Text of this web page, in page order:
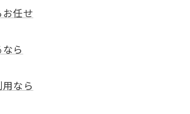
任せ
ら
なら